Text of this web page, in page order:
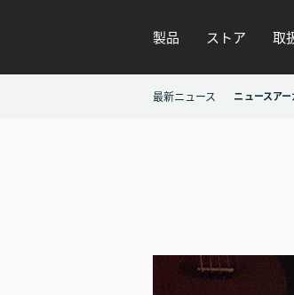
製品 ストア 取
最新ニュース ニュースア